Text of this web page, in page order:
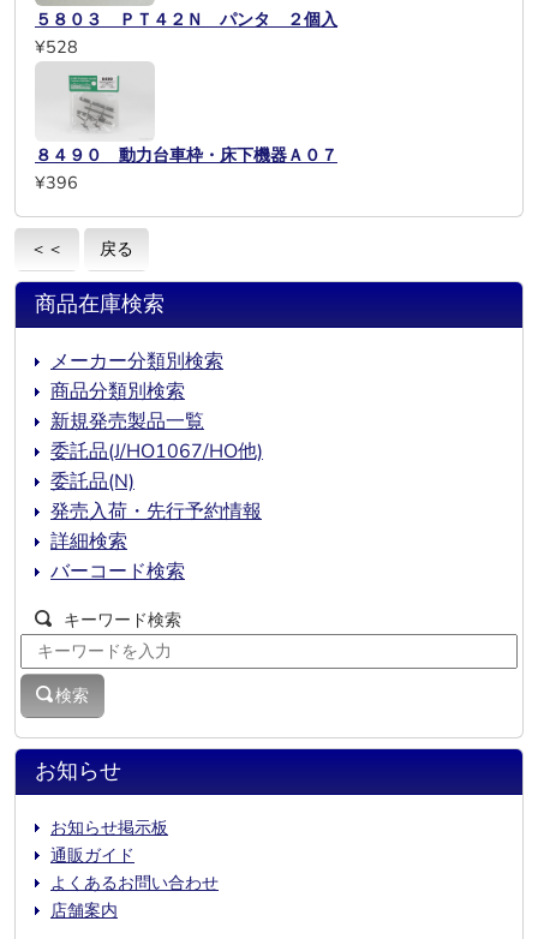
５８０３ ＰＴ４２Ｎ パンタ ２個入
¥528
８４９０ 動力台車枠・床下機器Ａ０７
¥396
＜＜ 戻る
お知らせ
お知らせ掲示板
通販ガイド
よくあるお問い合わせ
店舗案内
商品在庫検索
メーカー分類別検索
商品分類別検索
新規発売製品一覧
委託品(J/HO1067/HO他)
委託品(N)
発売入荷・先行予約情報
詳細検索
バーコード検索
キーワード検索
検索